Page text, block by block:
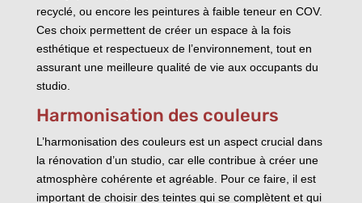
recyclé, ou encore les peintures à faible teneur en COV.
Ces choix permettent de créer un espace à la fois
esthétique et respectueux de l’environnement, tout en
assurant une meilleure qualité de vie aux occupants du
studio.
Harmonisation des couleurs
L’harmonisation des couleurs est un aspect crucial dans
la rénovation d’un studio, car elle contribue à créer une
atmosphère cohérente et agréable. Pour ce faire, il est
important de choisir des teintes qui se complètent et qui